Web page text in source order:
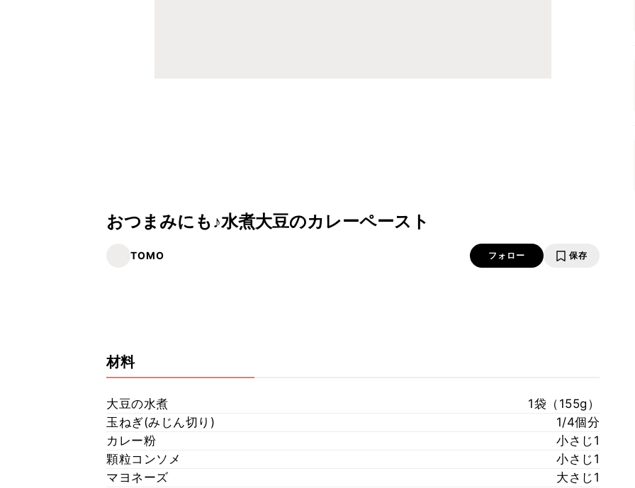
おつまみにも♪水煮大豆のカレーペースト
TOMO フォロー 保存
材料
大豆の水煮
1袋（155g）
玉ねぎ(みじん切り)
1/4個分
カレー粉
小さじ1
顆粒コンソメ
小さじ1
マヨネーズ
大さじ1